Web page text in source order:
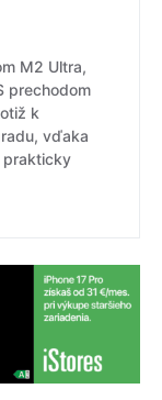
M2 Ultra,
prechodom
k
vďaka
prakticky